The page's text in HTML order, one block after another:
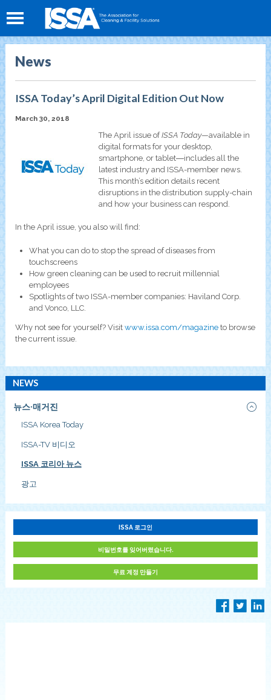
News
ISSA Today’s April Digital Edition Out Now
March 30, 2018
The April issue ofISSA Today—available in
digital formats for your desktop,
smartphone, or tablet―includes all the
latest industry and ISSA-member news.
This month’s edition details recent
disruptions in the distribution supply-chain
and how your business can respond.
In the April issue, you also will find:
What you can do to stop the spread of diseases from
touchscreens
How green cleaning can be used to recruit millennial
employees
Spotlights of two ISSA-member companies: Haviland Corp.
and Vonco, LLC.
Why not see for yourself? Visit www.issa.com/magazineto browse
the current issue.
NEWS
뉴스·매거진
ISSA Korea Today
ISSA-TV 비디오
ISSA 코리아 뉴스
광고
ISSA 로그인
비밀번호를 잊어버렸습니다.
무료 계정 만들기